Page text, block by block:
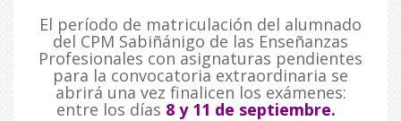
El período de matriculación del alumnado
del CPM Sabiñánigo de las Enseñanzas
Profesionales con asignaturas pendientes
para la convocatoria extraordinaria se
abrirá una vez finalicen los exámenes:
entre los días 8 y 11 de septiembre.